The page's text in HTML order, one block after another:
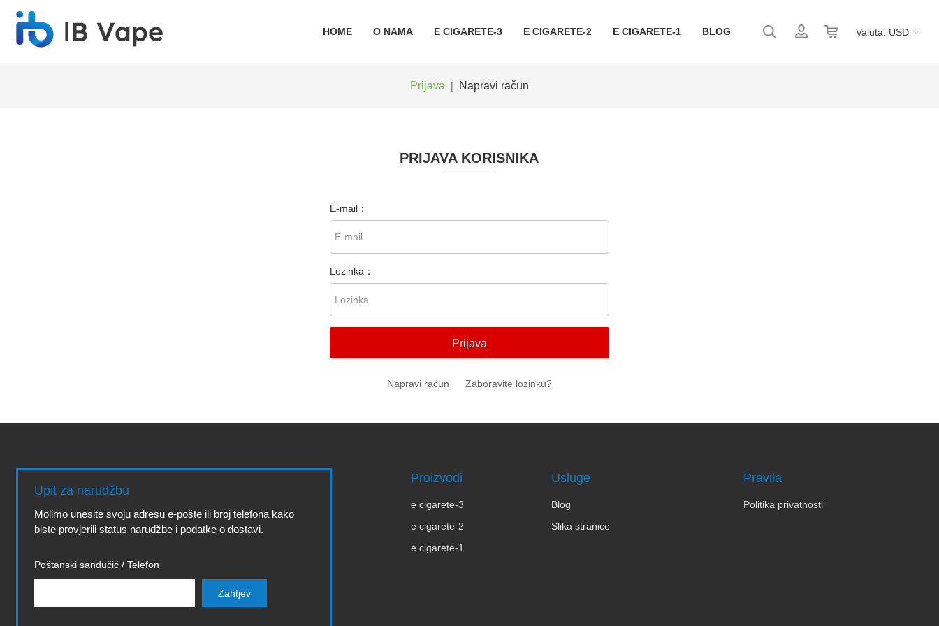
Valuta: USD
HOME O NAMA E CIGARETE-3 E CIGARETE-2 E CIGARETE-1 BLOG
Prijava | Napravi račun
PRIJAVA KORISNIKA
E-mail：
Lozinka：
Prijava
Napravi račun Zaboravite lozinku?
Upit za narudžbu
Molimo unesite svoju adresu e-pošte ili broj telefona kako
biste provjerili status narudžbe i podatke o dostavi.
Poštanski sandučić / Telefon
Proizvodi
e cigarete-3
e cigarete-2
e cigarete-1
Usluge
Blog
Slika stranice
Pravila
Politika privatnosti